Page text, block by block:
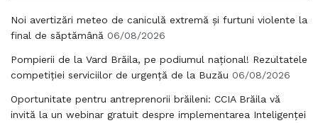
Noi avertizări meteo de caniculă extremă și furtuni violente la
final de săptămână 06/08/2026
Pompierii de la Vard Brăila, pe podiumul național! Rezultatele
competiției serviciilor de urgență de la Buzău 06/08/2026
Oportunitate pentru antreprenorii brăileni: CCIA Brăila vă
invită la un webinar gratuit despre implementarea Inteligenței